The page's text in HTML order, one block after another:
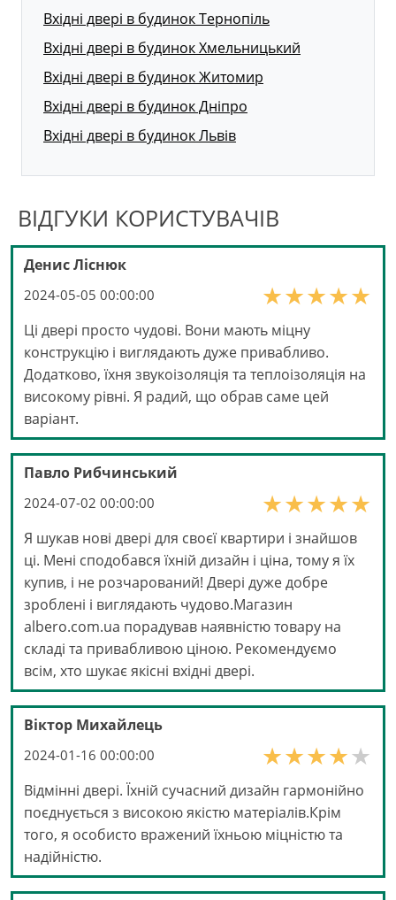
Вхідні двері в будинок Тернопіль
Вхідні двері в будинок Хмельницький
Вхідні двері в будинок Житомир
Вхідні двері в будинок Дніпро
Вхідні двері в будинок Львів
ВІДГУКИ КОРИСТУВАЧІВ
Денис Ліснюк
2024-05-05 00:00:00
Ці двері просто чудові. Вони мають міцну
конструкцію і виглядають дуже привабливо.
Додатково, їхня звукоізоляція та теплоізоляція на
високому рівні. Я радий, що обрав саме цей
варіант.
Павло Рибчинський
2024-07-02 00:00:00
Я шукав нові двері для своєї квартири і знайшов
ці. Мені сподобався їхній дизайн і ціна, тому я їх
купив, і не розчарований! Двері дуже добре
зроблені і виглядають чудово.Магазин
albero.com.ua порадував наявністю товару на
складі та привабливою ціною. Рекомендуємо
всім, хто шукає якісні вхідні двері.
Віктор Михайлець
2024-01-16 00:00:00
Відмінні двері. Їхній сучасний дизайн гармонійно
поєднується з високою якістю матеріалів.Крім
того, я особисто вражений їхньою міцністю та
надійністю.